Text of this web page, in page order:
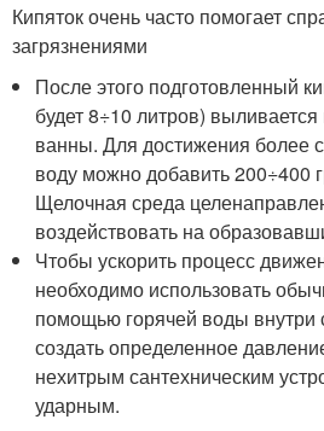
Кипяток очень часто помогает
загрязнениями
После этого подготовленный
будет 8÷10 литров)
ванны. Для достижения более
воду можно добавить 200÷400
Щелочная среда
воздействовать на
Чтобы ускорить процесс
необходимо использовать
помощью горячей воды
создать определенное
нехитрым сантехническим
ударным.